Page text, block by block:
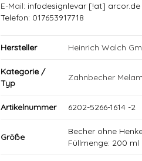
E-Mail: infodesignlevar [!at] arcor.de
Telefon: 017653917718
Hersteller Heinrich Walch
Kategorie /
Typ
Zahnbecher
Artikelnummer 6202-5266-1614 -2
Größe
Becher ohne
Füllmenge: 200 ml